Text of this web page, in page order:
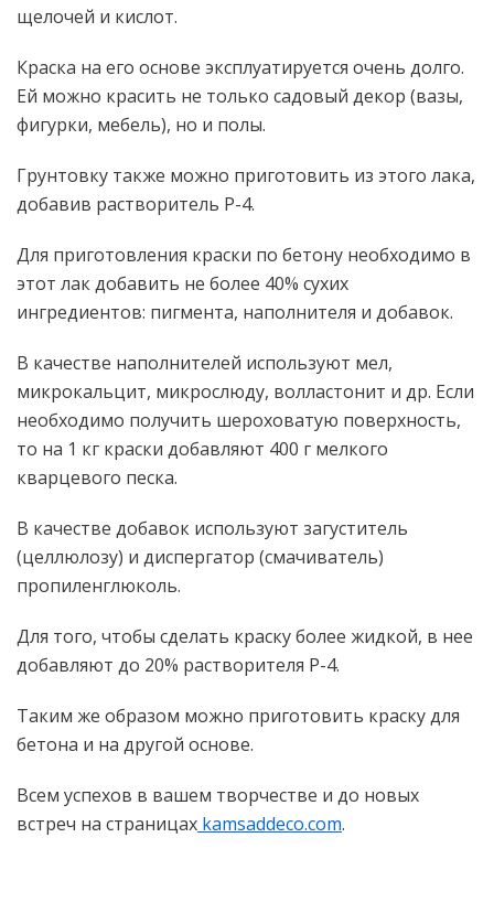
щелочей и кислот.
Краска на его основе эксплуатируется очень долго.
Ей можно красить не только садовый декор (вазы,
фигурки, мебель), но и полы.
Грунтовку также можно приготовить из этого лака,
добавив растворитель Р-4.
Для приготовления краски по бетону необходимо в
этот лак добавить не более 40% сухих
ингредиентов: пигмента, наполнителя и добавок.
В качестве наполнителей используют мел,
микрокальцит, микрослюду, волластонит и др. Если
необходимо получить шероховатую поверхность,
то на 1 кг краски добавляют 400 г мелкого
кварцевого песка.
В качестве добавок используют загуститель
(целлюлозу) и диспергатор (смачиватель)
пропиленглюколь.
Для того, чтобы сделать краску более жидкой, в нее
добавляют до 20% растворителя Р-4.
Таким же образом можно приготовить краску для
бетона и на другой основе.
Всем успехов в вашем творчестве и до новых
встреч на страницах kamsaddeco.com.